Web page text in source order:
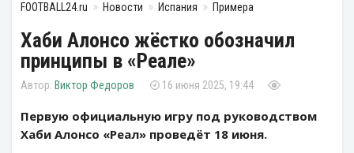
FOOTBALL24.ru Новости Испания Примера
Хаби Алонсо жёстко обозначил
принципы в «Реале»
Виктор Федоров 16 июня 2025, 19:44
Первую официальную игру под руководством
Хаби Алонсо «Реал» проведёт 18 июня.